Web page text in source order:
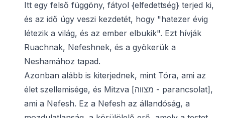
Itt egy felső függöny, fátyol {elfedettség} terjed ki,
és az idő úgy veszi kezdetét, hogy "hatezer évig
létezik a világ, és az ember elbukik". Ezt hívják
Ruachnak, Nefeshnek, és a gyökerük a
Neshamához tapad.
Azonban alább is kiterjednek, mint Tóra, ami az
élet szellemisége, és Mitzva [מצווה - parancsolat],
ami a Nefesh. Ez a Nefesh az állandóság, a